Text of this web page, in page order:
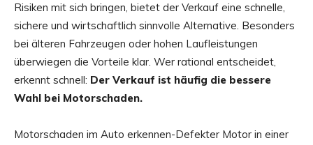
Risiken mit sich bringen, bietet der Verkauf eine schnelle,
sichere und wirtschaftlich sinnvolle Alternative. Besonders
bei älteren Fahrzeugen oder hohen Laufleistungen
überwiegen die Vorteile klar. Wer rational entscheidet,
erkennt schnell: Der Verkauf ist häufig die bessere
Wahl bei Motorschaden.
Motorschaden im Auto erkennen-Defekter Motor in einer